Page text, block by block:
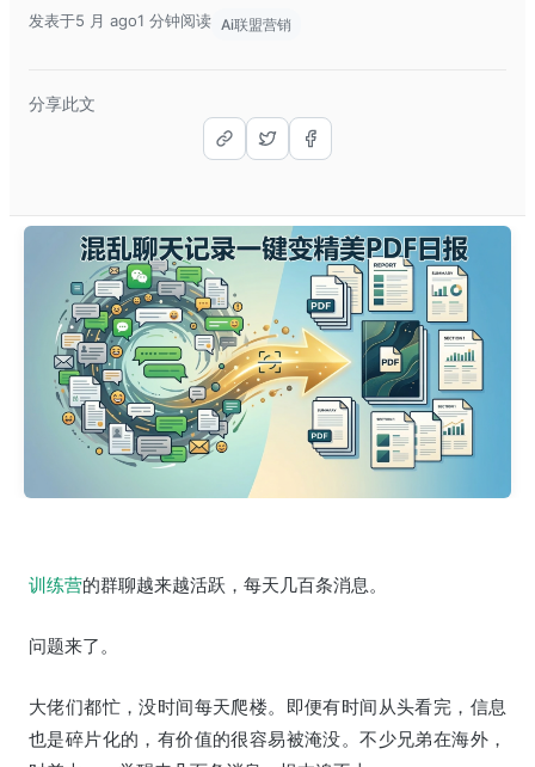
发表于5 月 ago1 分钟阅读 Ai联盟营销
分享此文
训练营的群聊越来越活跃，每天几百条消息。
问题来了。
大佬们都忙，没时间每天爬楼。即便有时间从头看完，信息
也是碎片化的，有价值的很容易被淹没。不少兄弟在海外，